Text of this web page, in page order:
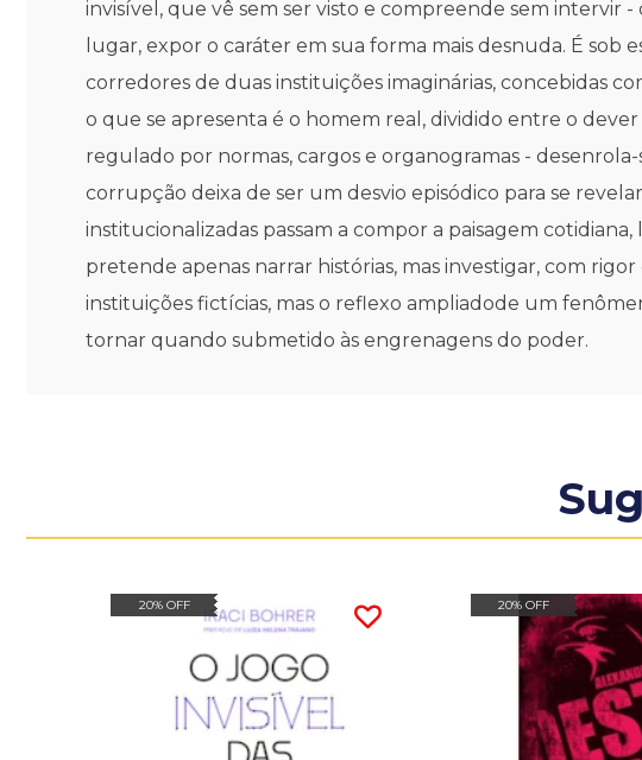
invisível, que vê sem ser visto e compreende sem
lugar, expor o caráter em sua forma mais desnuda. É sob
corredores de duas instituições imaginárias, concebidas
o que se apresenta é o homem real, dividido entre o
regulado por normas, cargos e organogramas -
corrupção deixa de ser um desvio episódico para se
institucionalizadas passam a compor a paisagem
pretende apenas narrar histórias, mas investigar, com
instituições fictícias, mas o reflexo ampliadode um
tornar quando submetido às engrenagens do poder.
20% OFF 20% OFF